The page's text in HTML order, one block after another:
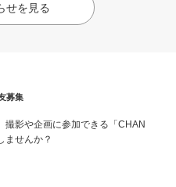
せを見る
募集
撮影や企画に参加できる「CHAN
ませんか？